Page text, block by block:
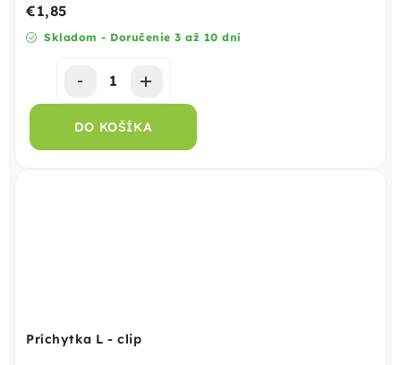
Skladom - Doručenie 3 až 10 dní
€1,85
DO KOŠÍKA
Príchytka L - clip